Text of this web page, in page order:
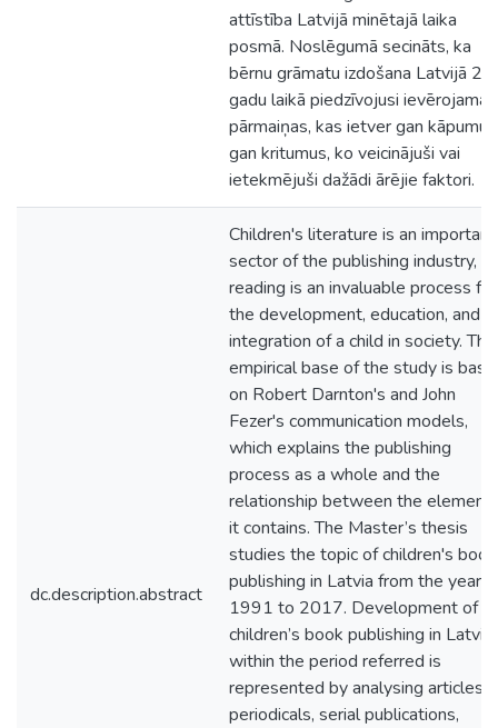
attīstība Latvijā minētajā laika
posmā. Noslēgumā secināts, ka
bērnu grāmatu izdošana Latvijā 27
gadu laikā piedzīvojusi ievērojamas
pārmaiņas, kas ietver gan
gan kritumus, ko veicinājuši vai
ietekmējuši dažādi ārējie faktori.
dc.description.abstract
Children's literature is an important
sector of the publishing industry, as
reading is an invaluable process for
the development, education, and
integration of a child in society. The
empirical base of the study is
on Robert Darnton's and John
Fezer's communication models,
which explains the publishing
process as a whole and the
relationship between the
it contains. The Master’s thesis
studies the topic of children's book
publishing in Latvia from the year
1991 to 2017. Development of a
children’s book publishing in Latvia
within the period referred is
represented by analysing articles
periodicals, serial publications,